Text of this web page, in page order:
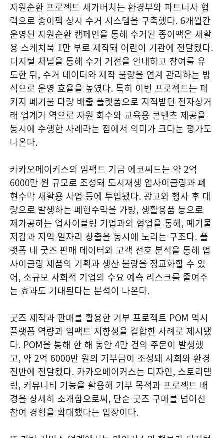
자원순환 프로젝트 새가버치는 환경부와 파트너사 협
력으로 종이팩 상시 수거 시스템을 구축했다. 6개월간
운영된 자원순환 캠페인을 통해 수거된 종이팩은 새활
용 스케치북 1만 부로 제작돼 어린이 기관에 전달됐다.
디지털 채널을 통해 수거 거점을 안내하고 참여를 유
도한 뒤, 수거 데이터와 제작 물량을 연계 관리하는 방
식으로 운영 효율을 높였다. 특히 이번 프로젝트는 패
키지 폐기물 다량 배출 플랫폼으로 지적받던 전자상거
래 업계가 역으로 자원 회수와 교육용 콘텐츠 제공을
동시에 수행한 사례라는 점에서 의미가 크다는 평가도
나온다.
카카오메이커스의 임팩트 기금 에코씨드는 약 2억
6000만 원 규모로 조성돼 도시재생 업사이클링과 폐
현수막 새활용 사업 등에 투입됐다. 광고와 행사 후 대
량으로 발생하는 폐현수막을 가방, 생활용품 등으로
재가공하는 업사이클링 기업과의 협업을 통해, 폐기물
저감과 지역 일자리 창출을 동시에 노리는 구조다. 플
랫폼 내 굿즈 판매 데이터와 고객 선호 분석을 통해 업
사이클링 제품의 기획과 생산 물량을 정교화할 수 있
어, 소규모 사회적 기업의 수요 예측 리스크를 줄여주
는 효과도 기대된다는 분석이 나온다.
굿즈 제작과 판매를 활용한 기부 프로젝트 POM 역시
플랫폼 역량과 임팩트 지향성을 결합한 사례로 제시됐
다. POM을 통해 한 해 동안 4만 건의 주문이 발생했
고, 약 2억 6000만 원의 기부금이 조성돼 사회와 환경
전반에 전달됐다. 카카오메이커스는 디자인, 스토리텔
링, 커뮤니티 기능을 활용해 기부 목적과 프로젝트 배
경을 상세히 소개함으로써, 단순 굿즈 구매를 넘어선
참여 경험을 확대했다는 입장이다.